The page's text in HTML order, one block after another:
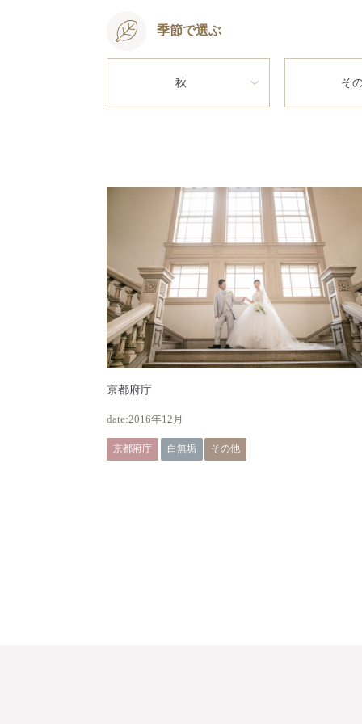
季節で選ぶ
秋 そ
京都府庁
2016年12月
京都府庁 白無垢 その他